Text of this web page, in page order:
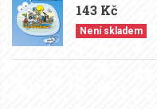
143 Kč
Není skladem